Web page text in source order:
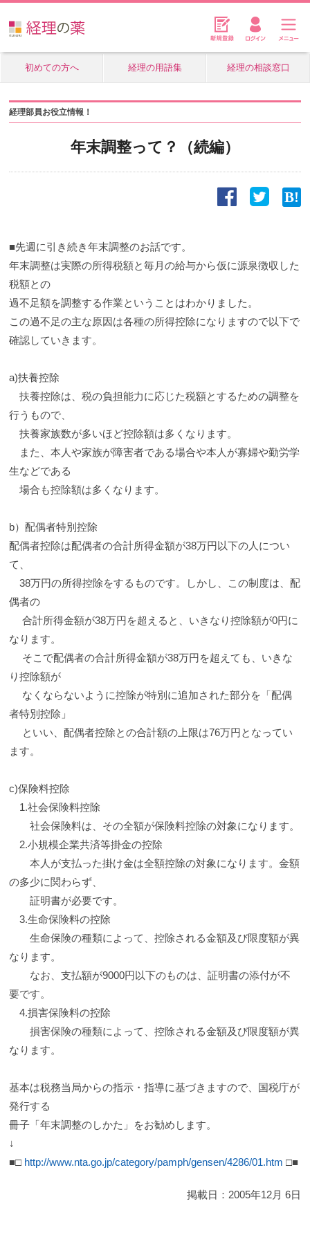
初めての方へ 経理の用語集 経理の相談窓口
経理部員お役立情報！
年末調整って？（続編）
■先週に引き続き年末調整のお話です。
年末調整は実際の所得税額と毎月の給与から仮に源泉徴収した
税額との
過不足額を調整する作業ということはわかりました。
この過不足の主な原因は各種の所得控除になりますので以下で
確認していきます。
a)扶養控除
扶養控除は、税の負担能力に応じた税額とするための調整を
行うもので、
扶養家族数が多いほど控除額は多くなります。
また、本人や家族が障害者である場合や本人が寡婦や勤労学
生などである
場合も控除額は多くなります。
b）配偶者特別控除
配偶者控除は配偶者の合計所得金額が38万円以下の人につい
て、
38万円の所得控除をするものです。しかし、この制度は、配
偶者の
合計所得金額が38万円を超えると、いきなり控除額が0円に
なります。
そこで配偶者の合計所得金額が38万円を超えても、いきな
り控除額が
なくならないように控除が特別に追加された部分を「配偶
者特別控除」
といい、配偶者控除との合計額の上限は76万円となってい
ます。
c)保険料控除
1.社会保険料控除
社会保険料は、その全額が保険料控除の対象になります。
2.小規模企業共済等掛金の控除
本人が支払った掛け金は全額控除の対象になります。金額
の多少に関わらず、
証明書が必要です。
3.生命保険料の控除
生命保険の種類によって、控除される金額及び限度額が異
なります。
なお、支払額が9000円以下のものは、証明書の添付が不
要です。
4.損害保険料の控除
損害保険の種類によって、控除される金額及び限度額が異
なります。
基本は税務当局からの指示・指導に基づきますので、国税庁が
発行する
冊子「年末調整のしかた」をお勧めします。
↓
■□ http://www.nta.go.jp/category/pamph/gensen/4286/01.htm □■
掲載日： 2005年12月 6日